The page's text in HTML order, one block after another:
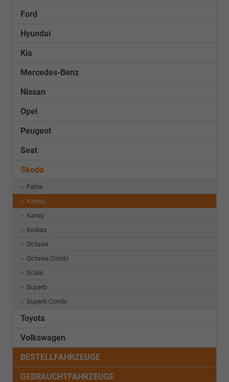
Ford
Hyundai
Kia
Mercedes-Benz
Nissan
Opel
Peugeot
Seat
Skoda
Fabia
Kamiq
Karoq
Kodiaq
Octavia
Octavia Combi
Scala
Superb
Superb Combi
Toyota
Volkswagen
BESTELLFAHRZEUGE
GEBRAUCHTFAHRZEUGE